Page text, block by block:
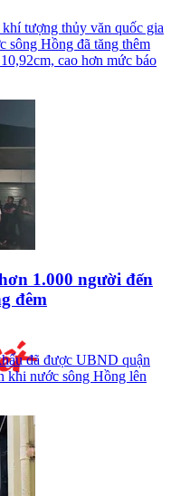
tượng thủy văn quốc gia
sông Hồng đã tăng thêm
cao hơn mức báo
1.000 người đến
đêm
đã được UBND quận
khi nước sông Hồng lên